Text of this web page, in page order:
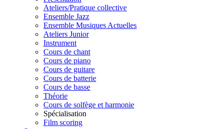
Ateliers/Pratique collective
Ensemble Jazz
Ensemble Musiques Actuelles
Ateliers Junior
Instrument
Cours de chant
Cours de piano
Cours de guitare
Cours de batterie
Cours de basse
Théorie
Cours de solfège et harmonie
Spécialisation
Film scoring